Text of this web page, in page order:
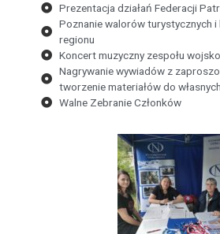
Prezentacja działań Federacji
Poznanie walorów turystycznych i
regionu
Koncert muzyczny zespołu
Nagrywanie wywiadów z
tworzenie materiałów do
Walne Zebranie Członków